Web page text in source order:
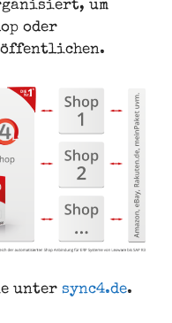
um
oder
unter sync4.de.